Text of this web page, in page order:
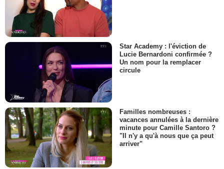
Star Academy : l'éviction de
Lucie Bernardoni confirmée ?
Un nom pour la remplacer
circule
Familles nombreuses :
vacances annulées à la dernière
minute pour Camille Santoro ?
"Il n'y a qu'à nous que ça peut
arriver"